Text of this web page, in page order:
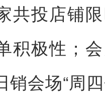
共投店铺
积极性；
销会场“周